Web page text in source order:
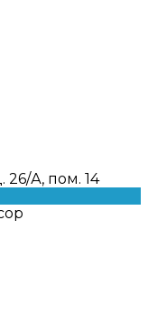
26/А, пом. 14